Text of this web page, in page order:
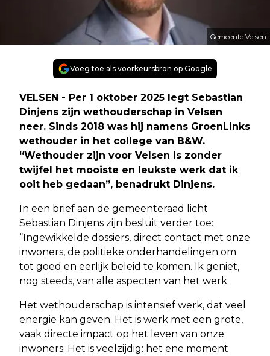
Gemeente Velsen
Voeg toe als voorkeursbron op Google
VELSEN - Per 1 oktober 2025 legt Sebastian
Dinjens zijn wethouderschap in Velsen
neer. Sinds 2018 was hij namens GroenLinks
wethouder in het college van B&W.
“Wethouder zijn voor Velsen is zonder
twijfel het mooiste en leukste werk dat ik
ooit heb gedaan”, benadrukt Dinjens.
In een brief aan de gemeenteraad licht
Sebastian Dinjens zijn besluit verder toe:
“Ingewikkelde dossiers, direct contact met onze
inwoners, de politieke onderhandelingen om
tot goed en eerlijk beleid te komen. Ik geniet,
nog steeds, van alle aspecten van het werk.
Het wethouderschap is intensief werk, dat veel
energie kan geven. Het is werk met een grote,
vaak directe impact op het leven van onze
inwoners. Het is veelzijdig: het ene moment